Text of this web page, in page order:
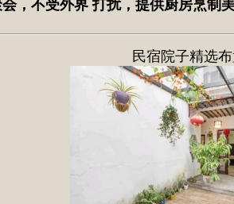
，不受外界 打扰，提供厨房烹制
民宿院子精选